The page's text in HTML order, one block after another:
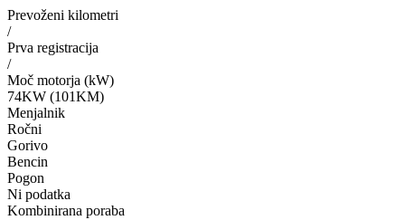
Prevoženi kilometri
/
Prva registracija
/
Moč motorja (kW)
74KW (101KM)
Menjalnik
Ročni
Gorivo
Bencin
Pogon
Ni podatka
Kombinirana poraba